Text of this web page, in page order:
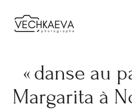
« danse au
Margarita à